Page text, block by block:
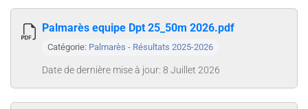
Palmarès equipe Dpt 25_50m 2026.pdf
Catégorie: Palmarès - Résultats 2025-2026
Date de dernière mise à jour: 8 Juillet 2026